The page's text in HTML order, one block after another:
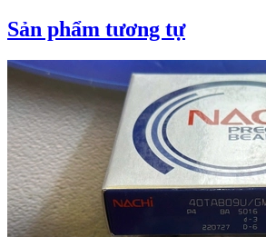
Sản phẩm tương tự